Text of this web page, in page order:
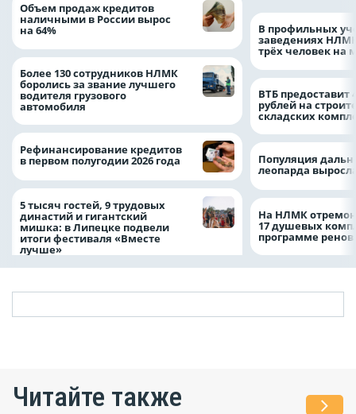
Объем продаж кредитов
наличными в России вырос
на 64%
Более 130 сотрудников НЛМК
боролись за звание лучшего
водителя грузового
автомобиля
Рефинансирование кредитов
в первом полугодии 2026 года
5 тысяч гостей, 9 трудовых
династий и гигантский
мишка: в Липецке подвели
итоги фестиваля «Вместе
лучше»
В профильных
заведениях
трёх человек на
ВТБ предоставит
рублей на
складских
Популяция
леопарда
На НЛМК
17 душевых
программе
Читайте также